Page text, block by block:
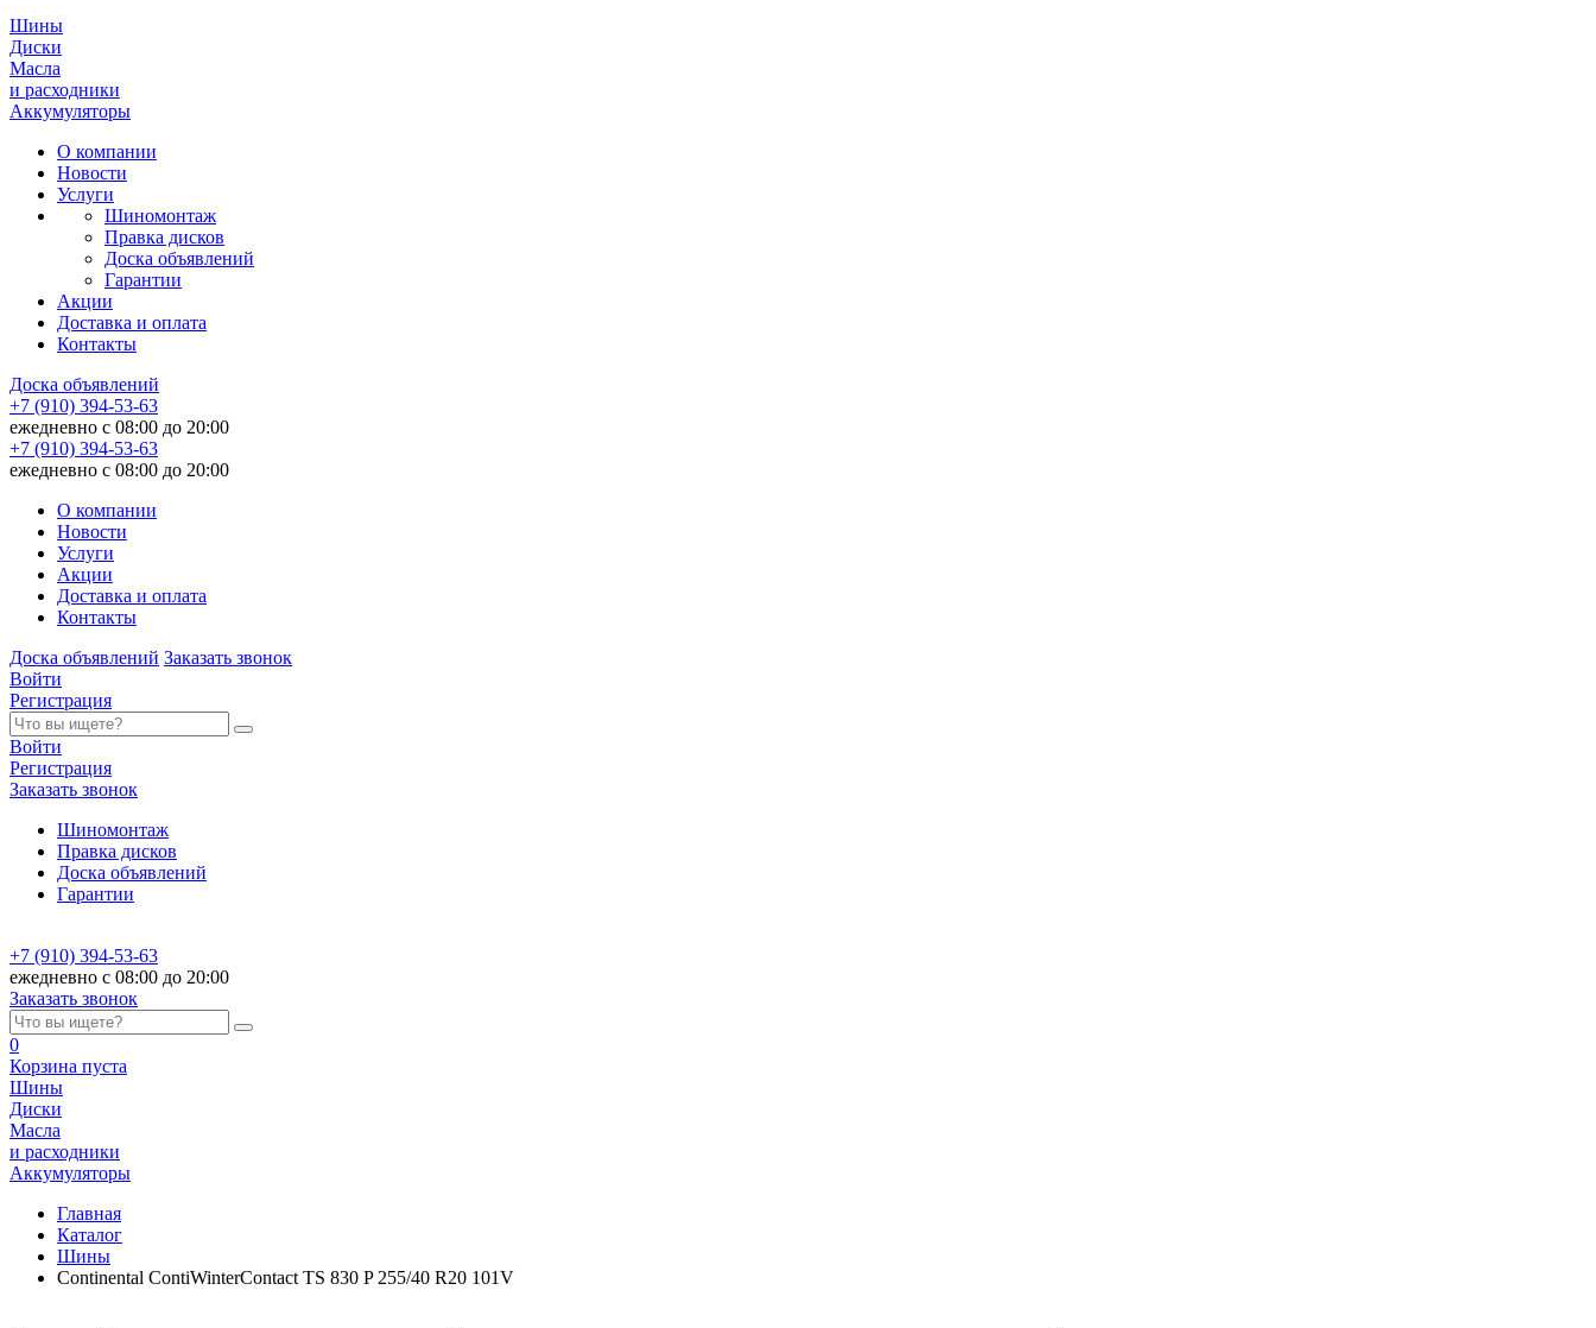
Шины
Диски
Масла
и расходники
Аккумуляторы
О компании
Новости
Услуги
Шиномонтаж
Правка дисков
Доска объявлений
Гарантии
Акции
Доставка и оплата
Контакты
Доска объявлений
+7 (910) 394-53-63
ежедневно с 08:00 до 20:00
+7 (910) 394-53-63
ежедневно с 08:00 до 20:00
О компании
Новости
Услуги
Акции
Доставка и оплата
Контакты
Доска объявлений Заказать звонок
Войти
Регистрация
Войти
Регистрация
Заказать звонок
Шиномонтаж
Правка дисков
Доска объявлений
Гарантии
+7 (910) 394-53-63
ежедневно с 08:00 до 20:00
Заказать звонок
0
Корзина пуста
Шины
Диски
Масла
и расходники
Аккумуляторы
Главная
Каталог
Шины
Continental ContiWinterContact TS 830 P 255/40 R20 101V